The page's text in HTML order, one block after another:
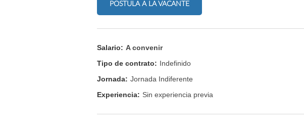
POSTULA A LA VACANTE
Salario: A convenir
Tipo de contrato: Indefinido
Jornada: Jornada Indiferente
Experiencia: Sin experiencia previa